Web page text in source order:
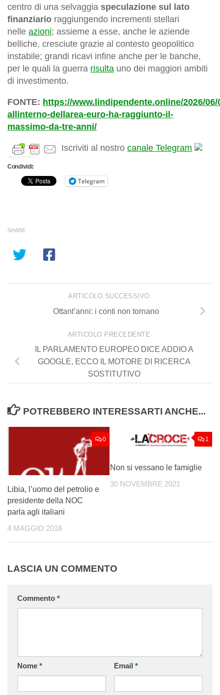
centro di una selvaggia speculazione sul lato
finanziario raggiungendo incrementi stellari
nelle azioni; assieme a esse, anche le aziende
belliche, cresciute grazie al contesto geopolitico
instabile; grandi ricavi infine anche per le banche,
per le quali la guerra risulta uno dei maggiori ambiti
di investimento.
FONTE: https://www.lindipendente.online/2026/
allinterno-dellarea-euro-ha-raggiunto-il-
massimo-da-tre-anni/
Iscriviti al nostro canale Telegram
Condividi:
Telegram
SHARE
ARTICOLO SUCCESSIVO
Ottant’anni: i conti non tornano
ARTICOLO PRECEDENTE
IL PARLAMENTO EUROPEO DICE ADDIO A
GOOGLE, ECCO IL MOTORE DI RICERCA
SOSTITUTIVO
POTREBBERO INTERESSARTI ANCHE...
0
Libia, l’uomo del petrolio e
presidente della NOC
parla agli italiani
4 MAGGIO 2018
1
Non si vessano le famiglie
30 NOVEMBRE 2021
LASCIA UN COMMENTO
Commento *
Nome * Email *